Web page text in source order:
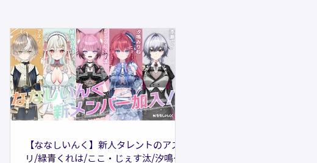
【ななしいんく】新人タレントのアズ
リ/緑青くれは/ここ・じぇす汰/汐鳴み